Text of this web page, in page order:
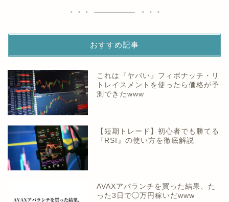
おすすめ記事
これは『ヤバい』フィボナッチ・リ
トレイスメントを使ったら価格が予
測できたwww
【短期トレード】初心者でも勝てる
『RSI』の使い方を徹底解説
AVAXアバランチを買った結果、た
った3日で◯万円稼いだwww